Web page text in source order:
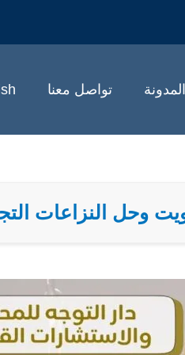
المدونة تواصل معنا
النزاعات التجارية